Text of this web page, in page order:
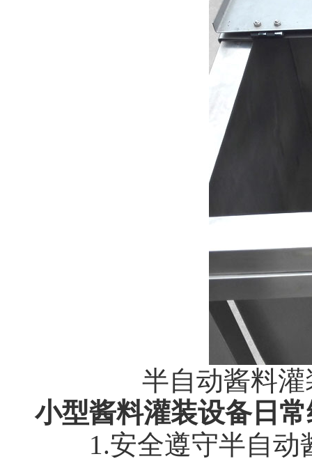
半自动酱料
小型酱料灌装设备日
1.安全遵守半自动